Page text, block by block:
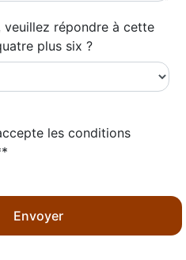
répondre à cette
plus six ?
les conditions
Envoyer